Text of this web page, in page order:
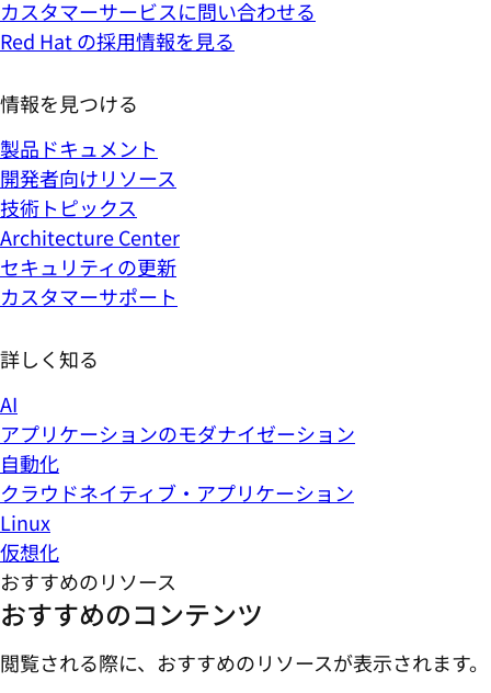
カスタマーサービスに問い合わせる
Red Hat の採用情報を見る
情報を見つける
製品ドキュメント
開発者向けリソース
技術トピックス
Architecture Center
セキュリティの更新
カスタマーサポート
詳しく知る
AI
アプリケーションのモダナイゼーション
自動化
クラウドネイティブ・アプリケーション
Linux
仮想化
おすすめのリソース
おすすめのコンテンツ
閲覧される際に、おすすめのリソースが表示されます。